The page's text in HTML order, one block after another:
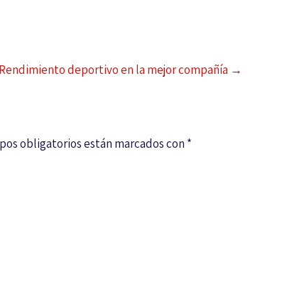
Rendimiento deportivo en la mejor compañía →
obligatorios están marcados con *